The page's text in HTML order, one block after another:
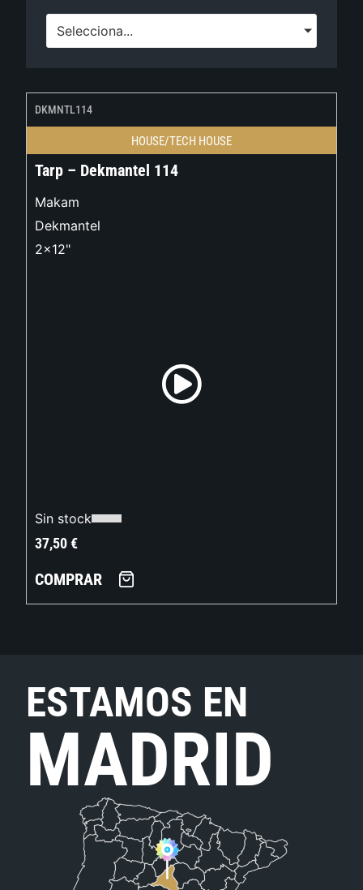
Selecciona...
DKMNTL114
HOUSE/TECH HOUSE
Tarp – Dekmantel 114
Makam
Dekmantel
2x12"
Sin stock
37,50€
COMPRAR
ESTAMOS EN
MADRID